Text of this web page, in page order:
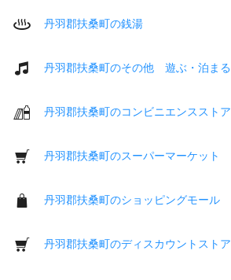
丹羽郡扶桑町の銭湯
丹羽郡扶桑町のその他 遊ぶ・泊まる
丹羽郡扶桑町のコンビニエンスストア
丹羽郡扶桑町のスーパーマーケット
丹羽郡扶桑町のショッピングモール
丹羽郡扶桑町のディスカウントストア